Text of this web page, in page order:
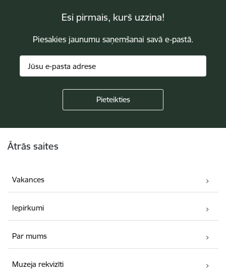
Esi pirmais, kurš uzzina!
Piesakies jaunumu saņemšanai savā e-pastā.
Ātrās saites
Vakances
Iepirkumi
Par mums
Muzeja rekvizīti